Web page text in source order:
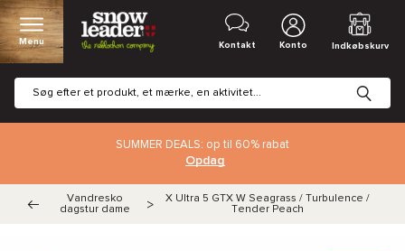
Menu Kontakt Konto Indkøbskurv
SUMMER DEALS: op til 60% rabat
Opdag
Vandresko
dagstur dame
>
X Ultra 5 GTX W Seagrass / Turbulence /
Tender Peach